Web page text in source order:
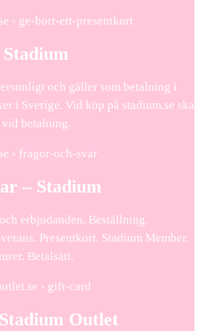
› ge-bort-ett-presentkort
och gäller som betalning i
i Sverige. Vid köp på stadium.se ska
vid betalning.
› fragor-och-svar
– Stadium
erbjudanden. Beställning.
Presentkort. Stadium Member.
Betalsätt.
› gift-card
Outlet